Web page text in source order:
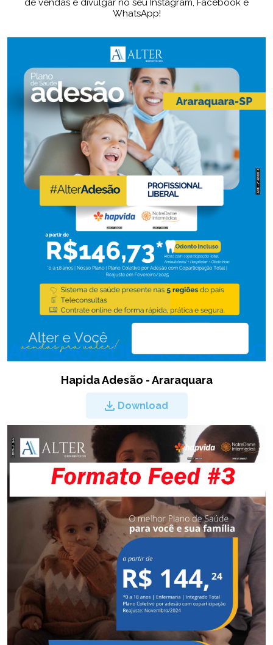
de vendas e divulgar no seu Instagram, Facebook e
WhatsApp!
Hapida Adesão - Araraquara
Download